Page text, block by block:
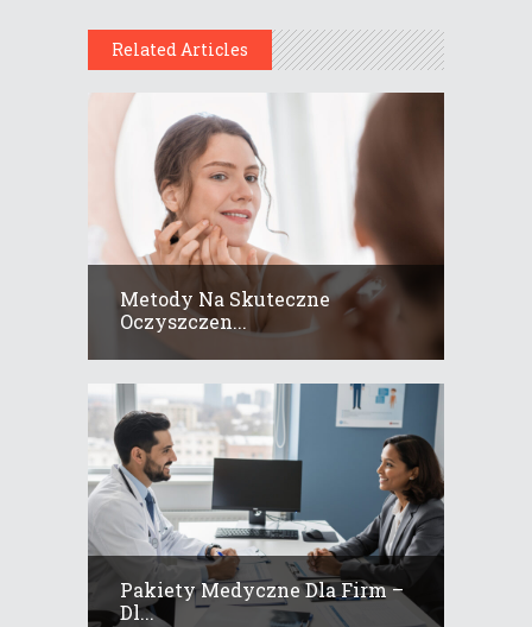
Related Articles
Metody Na Skuteczne
Oczyszczen...
Pakiety Medyczne Dla Firm –
Dl...